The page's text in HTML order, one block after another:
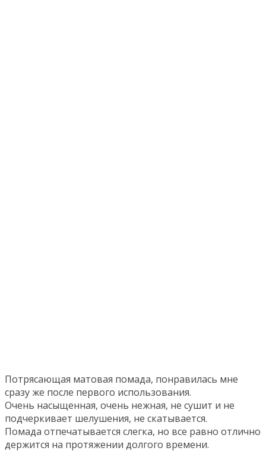
Потрясающая матовая помада, понравилась мне
сразу же после первого использования.
Очень насыщенная, очень нежная, не сушит и не
подчеркивает шелушения, не скатывается.
Помада отпечатывается слегка, но все равно отлично
держится на протяжении долгого времени.